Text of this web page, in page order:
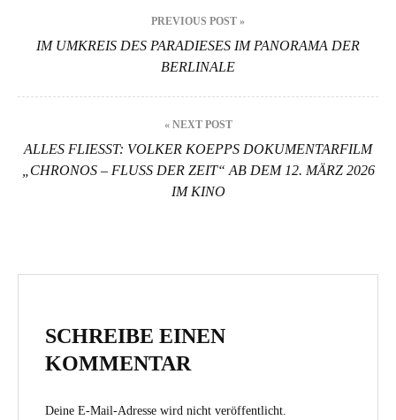
PREVIOUS POST »
IM UMKREIS DES PARADIESES IM PANORAMA DER
BERLINALE
« NEXT POST
ALLES FLIESST: VOLKER KOEPPS DOKUMENTARFILM „
CHRONOS – FLUSS DER ZEIT“ AB DEM 12. MÄRZ 2026 I
M KINO
SCHREIBE EINEN
KOMMENTAR
Deine E-Mail-Adresse wird nicht veröffentlicht.